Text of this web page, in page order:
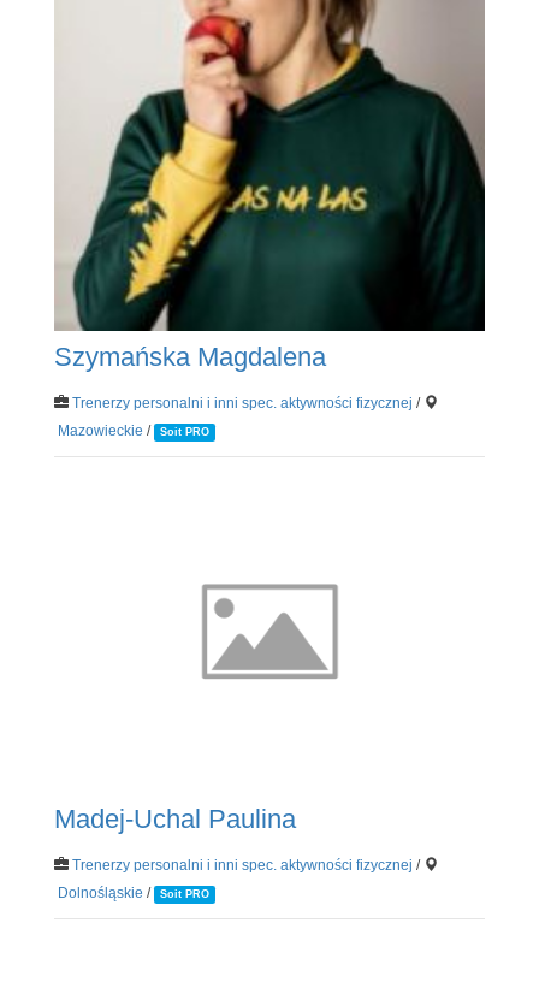
Szymańska Magdalena
Trenerzy personalni i inni spec. aktywności fizycznej /
Mazowieckie / Soit PRO
Madej-Uchal Paulina
Trenerzy personalni i inni spec. aktywności fizycznej /
Dolnośląskie / Soit PRO